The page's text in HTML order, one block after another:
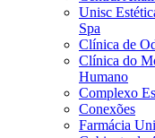
Unisc
Spa
Clínica de
Clínica do
Humano
Complexo
Conexões
Farmácia